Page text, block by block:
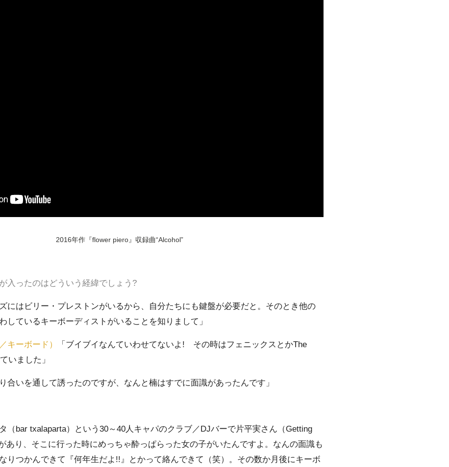
2016年作『flower piero』収録曲“Alcohol”
ったのはどういう経緯でしょう?
にはビリー・プレストンがいるから、自分たちにも鍵盤が必要だと。そのとき他の
しているキーボーディストがいることを知りまして」
キーボード）
「ブイブイなんていわせてないよ! その時はフェニックスとかThe
いました」
合いを通して誘ったのですが、なんと楠はすでに面識があったんです」
（bar txalaparta）という30～40人キャパのクラブ／DJバーで片平実さん（Getting
あり、そこに行った時にめっちゃ酔っぱらった女の子がいたんですよ。なんの面識も
りつかんできて『何年生だよ!!』とかって絡んできて（笑）。その数か月後にキーボ